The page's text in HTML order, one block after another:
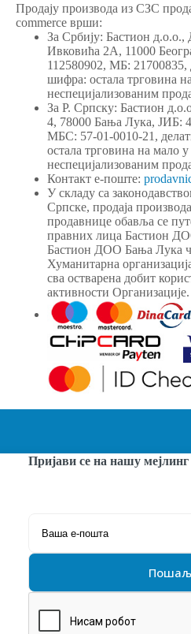
Продају производа из СЗС
commerce врши:
За Србију: Бастион
Ивковића 2А, 11000
112580902, МБ: 21700835,
шифра: остала трговина
неспецијализованим
За Р. Српску: Бастион
4, 78000 Бања Лука, ЈИБ:
МБС: 57-01-0010-21,
остала трговина на мало у
неспецијализованим
Контакт е-поште:
У складу са
Српске, продаја
продавнице обавља се
правних лица Бастион
Бастион ДОО Бања Лука
Хуманитарна
сва остварена добит
активности Организације.
Пријави се на нашу мејлинг